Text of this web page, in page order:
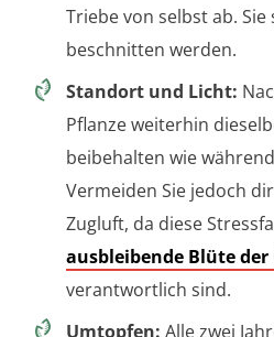
Triebe von selbst ab.
beschnitten werden.
Standort und Licht:
Pflanze weiterhin
beibehalten wie
Vermeiden Sie jedoch
Zugluft, da diese
ausbleibende Blüte der
verantwortlich sind.
Umtopfen: Alle zwei